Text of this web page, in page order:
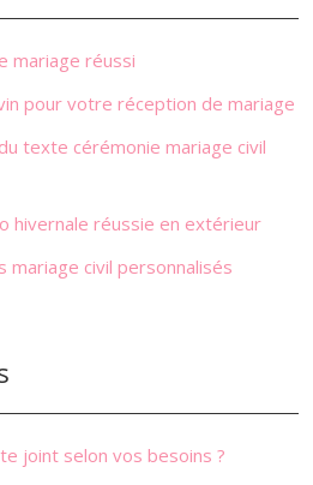
mariage réussi
pour votre réception de mariage
texte cérémonie mariage civil
hivernale réussie en extérieur
civil personnalisés
joint selon vos besoins ?